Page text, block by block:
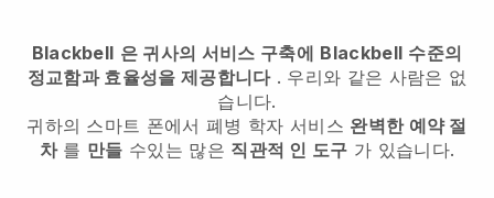
Blackbell 은 귀사의 서비스 구축에 Blackbell 수준의
정교함과 효율성을 제공합니다. 우리와 같은 사람은 없
습니다.
귀하의 스마트 폰에서폐병 학자 서비스 완벽한 예약 절
차를 만들 수있는 많은 직관적 인 도구 가 있습니다.